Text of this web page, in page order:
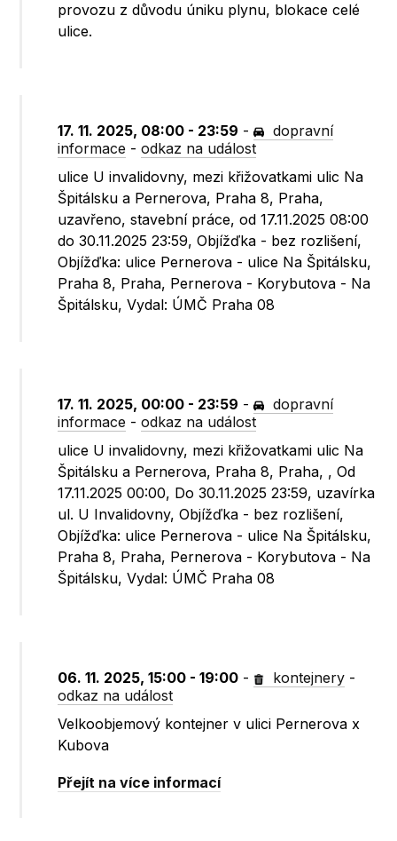
provozu z důvodu úniku plynu, blokace celé
ulice.
17. 11. 2025, 08:00 - 23:59 -
dopravní
informace -odkaz na událost
ulice U invalidovny, mezi křižovatkami ulic Na
Špitálsku a Pernerova, Praha 8, Praha,
uzavřeno, stavební práce, od 17.11.2025 08:00
do 30.11.2025 23:59, Objížďka - bez rozlišení,
Objížďka: ulice Pernerova - ulice Na Špitálsku,
Praha 8, Praha, Pernerova - Korybutova - Na
Špitálsku, Vydal: ÚMČ Praha 08
17. 11. 2025, 00:00 - 23:59 -
dopravní
informace -odkaz na událost
ulice U invalidovny, mezi křižovatkami ulic Na
Špitálsku a Pernerova, Praha 8, Praha, , Od
17.11.2025 00:00, Do 30.11.2025 23:59, uzavírka
ul. U Invalidovny, Objížďka - bez rozlišení,
Objížďka: ulice Pernerova - ulice Na Špitálsku,
Praha 8, Praha, Pernerova - Korybutova - Na
Špitálsku, Vydal: ÚMČ Praha 08
06. 11. 2025, 15:00 - 19:00 - kontejnery -
odkaz na událost
Velkoobjemový kontejner v ulici Pernerova x
Kubova
Přejít na více informací